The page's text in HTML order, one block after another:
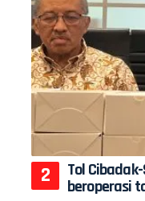
Tol
beroperasi